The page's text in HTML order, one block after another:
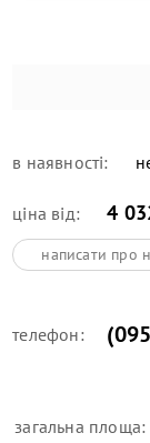
в наявності:
ціна від: 4
написати про
телефон:
загальна площа: